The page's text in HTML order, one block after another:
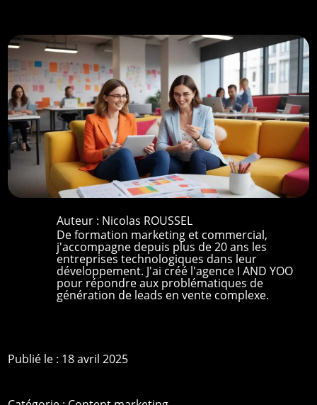
Auteur : Nicolas ROUSSEL
De formation marketing et commercial,
j'accompagne depuis plus de 20 ans les
entreprises technologiques dans leur
développement. J'ai créé l'agence I AND YOO
pour répondre aux problématiques de
génération de leads en vente complexe.
Publié le : 18 avril 2025